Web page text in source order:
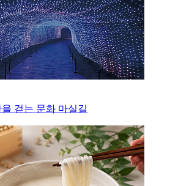
걷는 문화 마실길